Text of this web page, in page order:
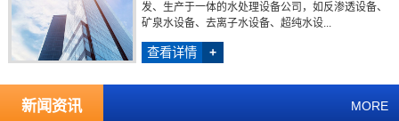
发、生产于一体的水处理设备公司，如反渗透设备、
矿泉水设备、去离子水设备、超纯水设...
查看详情 +
新闻资讯 MORE